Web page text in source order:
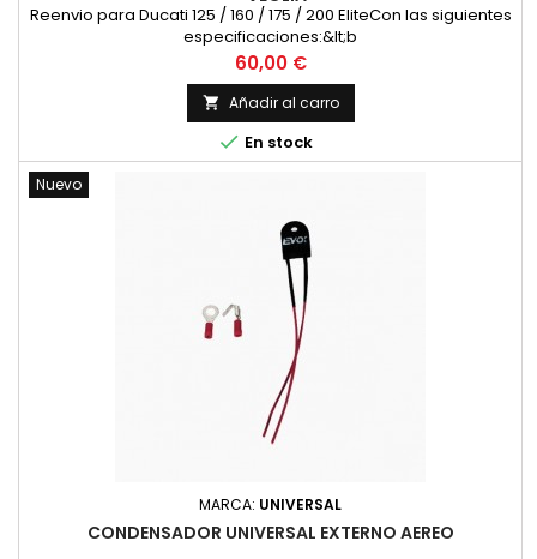
Reenvio para Ducati 125 / 160 / 175 / 200 EliteCon las siguientes
especificaciones:&lt;b
Precio
60,00 €
 Añadir al carro
 En stock
Nuevo
MARCA: UNIVERSAL
CONDENSADOR UNIVERSAL EXTERNO AEREO